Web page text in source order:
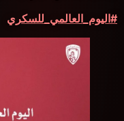
#اليوم_العالمي_للسكري